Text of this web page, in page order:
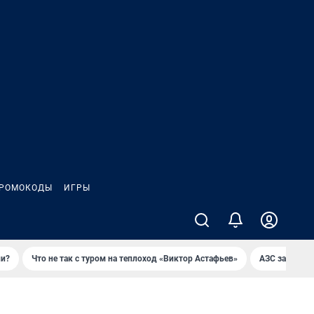
ИГРЫ
Что не так с туром на теплоход «Виктор Астафьев» AЗС